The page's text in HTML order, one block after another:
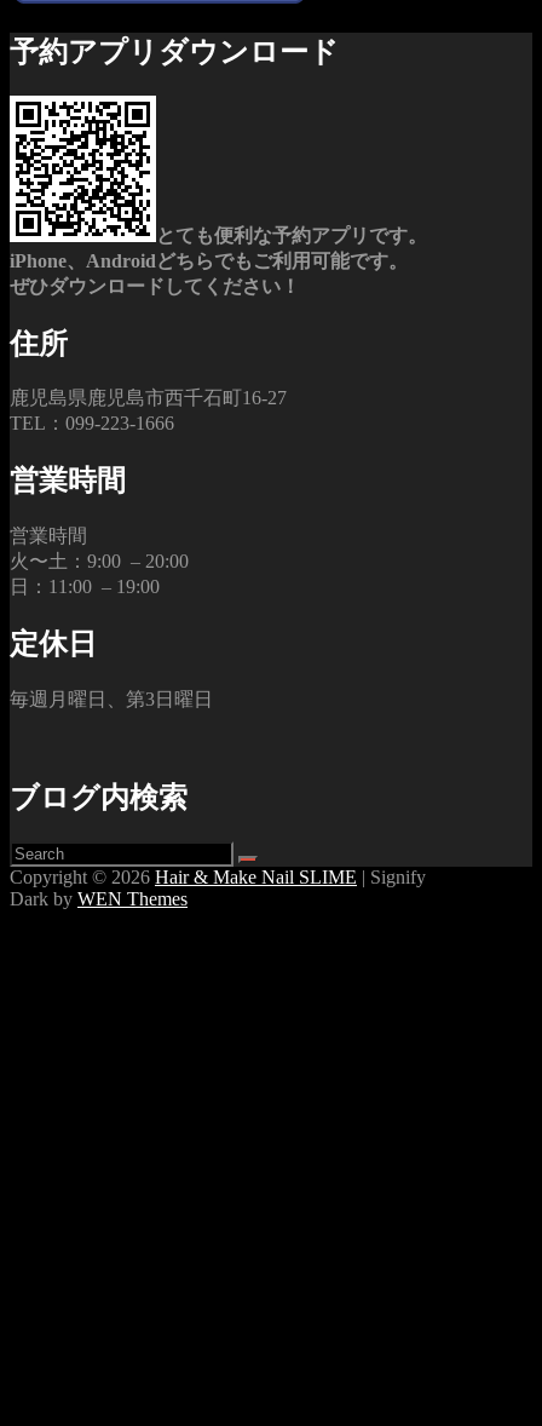
予約アプリダウンロード
とても便利な予約アプリです。
iPhone、Androidどちらでもご利用可能です。
ぜひダウンロードしてください！
住所
鹿児島県鹿児島市西千石町16-27
TEL：099-223-1666
営業時間
営業時間
火〜土：9:00 – 20:00
日：11:00 – 19:00
定休日
毎週月曜日、第3日曜日
ブログ内検索
Search
for:
Search
Copyright © 2026 Hair & Make Nail SLIME | Signify
Dark by WEN Themes